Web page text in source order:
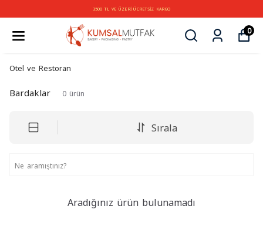
3500 TL VE ÜZERİ ÜCRETSİZ KARGO
0
Otel ve Restoran
Bardaklar 0 ürün
Sırala
Aradığınız ürün bulunamadı